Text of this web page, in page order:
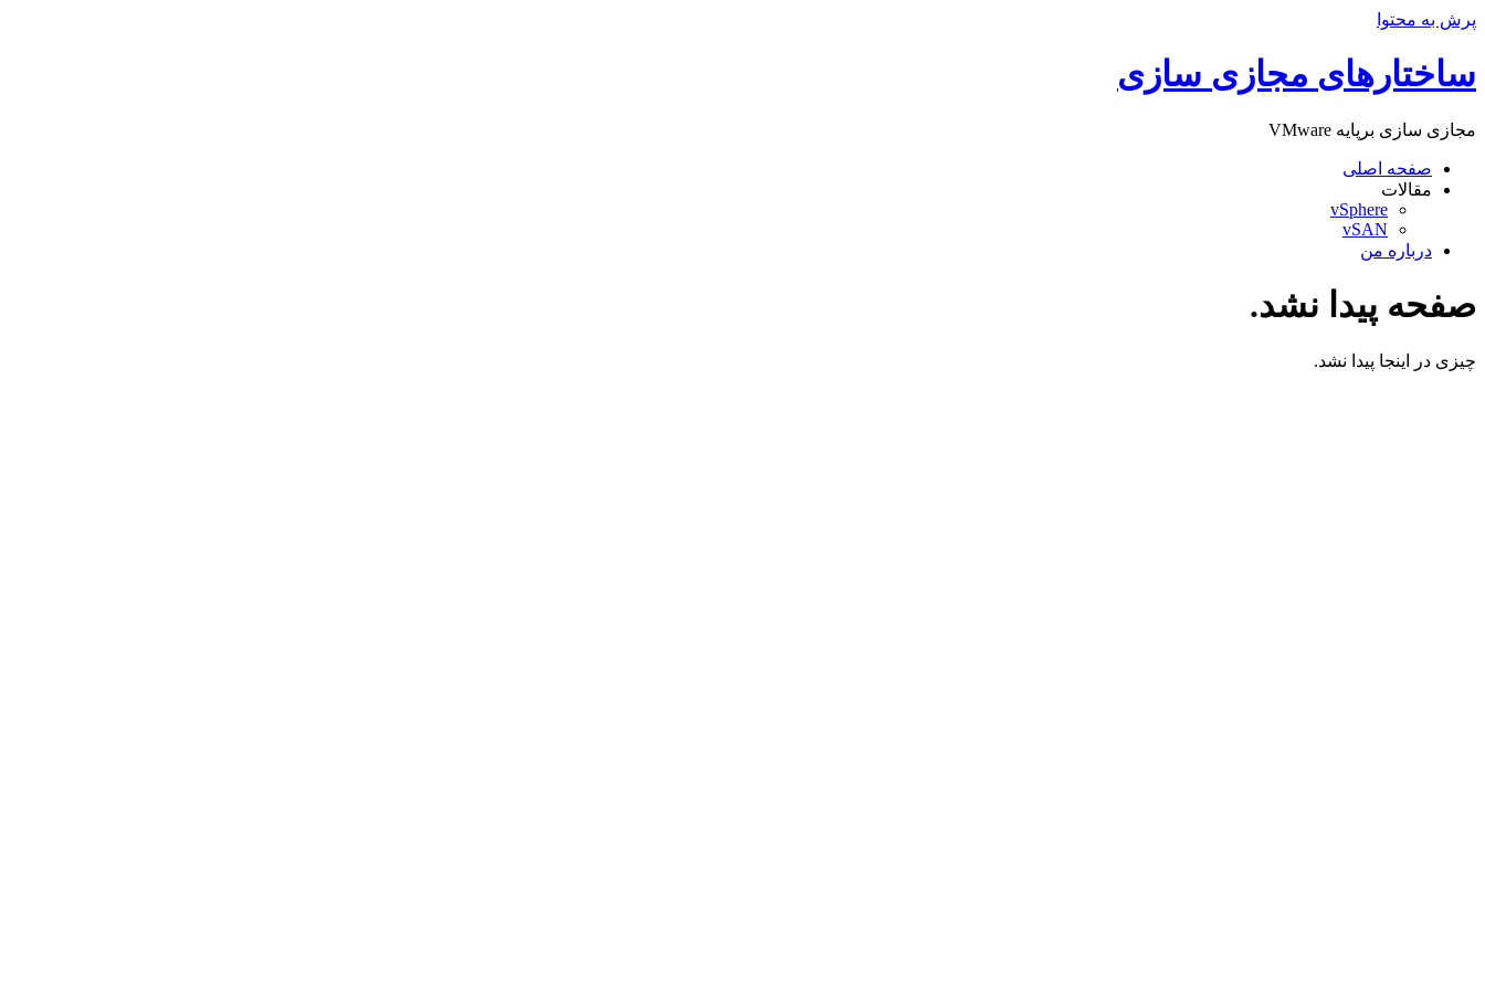
پرش به محتوا
ساختارهای مجازی سازی
مجازی سازی برپایه VMware
صفحه اصلی
مقالات
vSphere
vSAN
درباره من
صفحه پیدا نشد.
چیزی در اینجا پیدا نشد.